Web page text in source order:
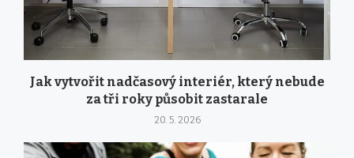
Jak vytvořit nadčasový interiér, který nebude
za tři roky působit zastarale
20. 5. 2026